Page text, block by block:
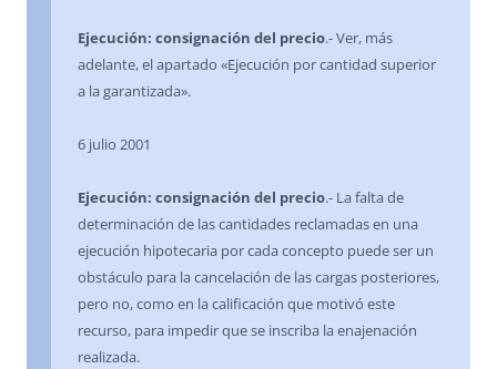
Ejecución: consignación del precio.- Ver, más
adelante, el apartado «Ejecución por cantidad superior
a la garantizada».
6 julio 2001
Ejecución: consignación del precio.- La falta de
determinación de las cantidades reclamadas en una
ejecución hipotecaria por cada concepto puede ser un
obstáculo para la cancelación de las cargas posteriores,
pero no, como en la calificación que motivó este
recurso, para impedir que se inscriba la enajenación
realizada.